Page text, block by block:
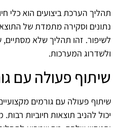
תהליך הערכת ביצועים הוא כלי
נתונים וסקירה מתמדת של
לשיפור. זהו תהליך שלא
ולשדרוג המערכות.
שיתוף פעולה עם
שיתוף פעולה עם גורמים
יכול להניב תוצאות חיוביות
והניסיון שלהם, מה שמביא